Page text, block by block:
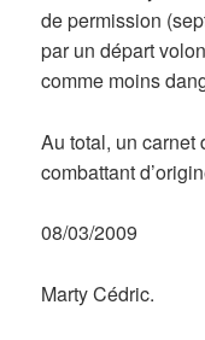
de permission
par un départ
comme moins
Au total, un carnet
combattant
08/03/2009
Marty Cédric.